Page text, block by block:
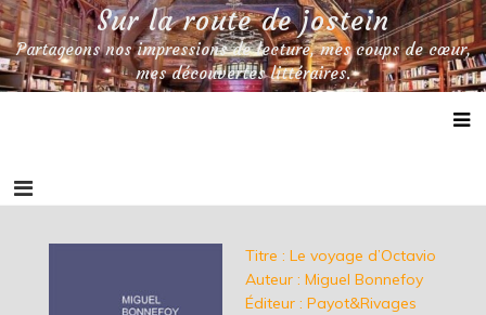
Skip
to
content
Sur la route de jostein
Partageons nos impressions de lecture, mes coups de cœur,
mes découvertes littéraires.
Titre : Le voyage d’Octavio
Auteur : Miguel Bonnefoy
Éditeur : Payot&Rivages